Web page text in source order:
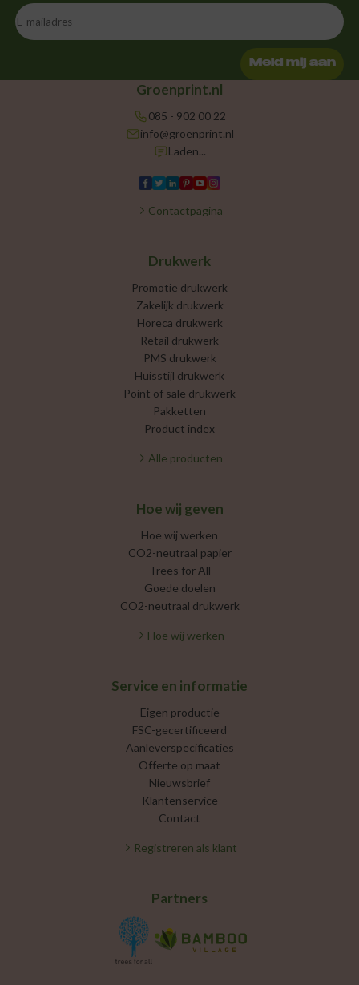
Meld mij aan
Groenprint.nl
085 - 902 00 22
info@groenprint.nl
Laden...
Contactpagina
Drukwerk
Promotie drukwerk
Zakelijk drukwerk
Horeca drukwerk
Retail drukwerk
PMS drukwerk
Huisstijl drukwerk
Point of sale drukwerk
Pakketten
Product index
Alle producten
Hoe wij geven
Hoe wij werken
CO2-neutraal papier
Trees for All
Goede doelen
CO2-neutraal drukwerk
Hoe wij werken
Service en informatie
Eigen productie
FSC-gecertificeerd
Aanleverspecificaties
Offerte op maat
Nieuwsbrief
Klantenservice
Contact
Registreren als klant
Partners